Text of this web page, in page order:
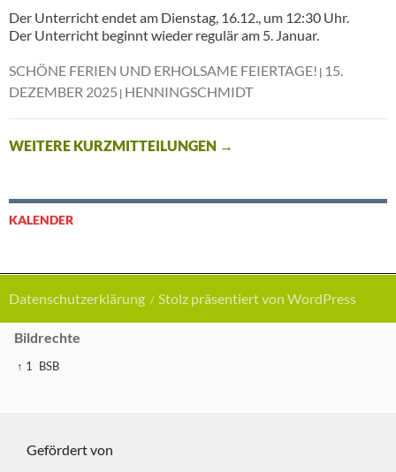
Der Unterricht endet am Dienstag, 16.12., um 12:30 Uhr.
Der Unterricht beginnt wieder regulär am 5. Januar.
SCHÖNE FERIEN UND ERHOLSAME FEIERTAGE! 15.
DEZEMBER 2025 HENNINGSCHMIDT
WEITERE KURZMITTEILUNGEN →
KALENDER
Datenschutzerklärung Stolz präsentiert von WordPress
Bildrechte
↑ 1 BSB
Gefördert von